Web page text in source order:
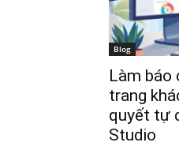
Blog
Làm báo
trang
quyết tự
Studio